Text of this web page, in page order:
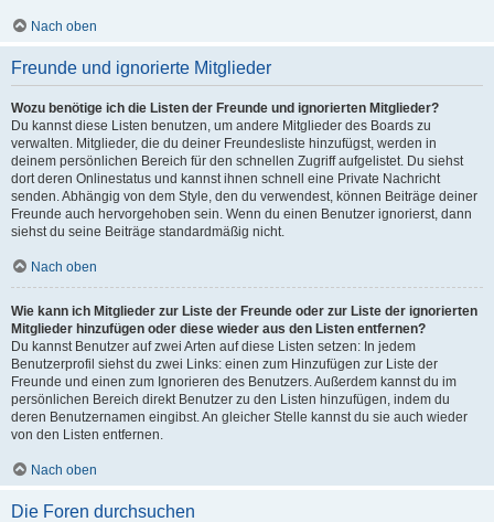
Nach oben
Freunde und ignorierte Mitglieder
Wozu benötige ich die Listen der Freunde und ignorierten Mitglieder?
Du kannst diese Listen benutzen, um andere Mitglieder des Boards zu
verwalten. Mitglieder, die du deiner Freundesliste hinzufügst, werden in
deinem persönlichen Bereich für den schnellen Zugriff aufgelistet. Du siehst
dort deren Onlinestatus und kannst ihnen schnell eine Private Nachricht
senden. Abhängig von dem Style, den du verwendest, können Beiträge deiner
Freunde auch hervorgehoben sein. Wenn du einen Benutzer ignorierst, dann
siehst du seine Beiträge standardmäßig nicht.
Nach oben
Wie kann ich Mitglieder zur Liste der Freunde oder zur Liste der ignorierten
Mitglieder hinzufügen oder diese wieder aus den Listen entfernen?
Du kannst Benutzer auf zwei Arten auf diese Listen setzen: In jedem
Benutzerprofil siehst du zwei Links: einen zum Hinzufügen zur Liste der
Freunde und einen zum Ignorieren des Benutzers. Außerdem kannst du im
persönlichen Bereich direkt Benutzer zu den Listen hinzufügen, indem du
deren Benutzernamen eingibst. An gleicher Stelle kannst du sie auch wieder
von den Listen entfernen.
Nach oben
Die Foren durchsuchen